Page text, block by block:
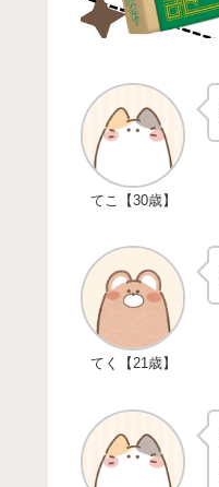
てこ【30歳】
てく【21歳】